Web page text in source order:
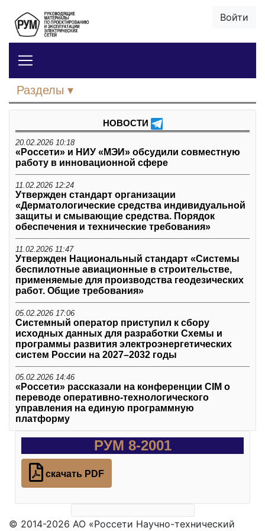
Войти
Разделы
НОВОСТИ
20.02.2026 10:18
«Россети» и НИУ «МЭИ» обсудили совместную
работу в инновационной сфере
11.02.2026 12:24
Утвержден стандарт организации
«Дерматологические средства индивидуальной
защиты и смывающие средства. Порядок
обеспечения и технические требования»
11.02.2026 11:47
Утвержден Национальный стандарт «Системы
беспилотные авиационные в строительстве,
применяемые для производства геодезических
работ. Общие требования»
05.02.2026 17:06
Системный оператор приступил к сбору
исходных данных для разработки Схемы и
программы развития электроэнергетических
систем России на 2027–2032 годы
05.02.2026 14:46
«Россети» рассказали на конференции CIM о
переводе оперативно-технологического
управления на единую программную
платформу
РУМ 8-2001
скачать PDF
© 2014-2026 АО «Россети Научно-технический